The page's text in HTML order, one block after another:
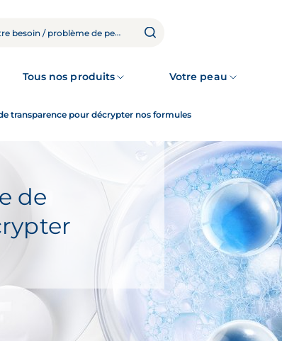
Tous nos produits Votre peau
transparence pour décrypter nos formules
de